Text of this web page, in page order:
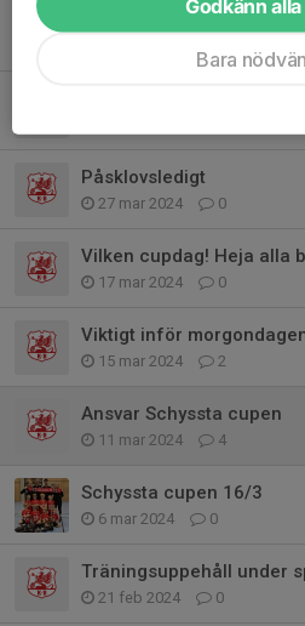
Påsklovsledigt
27 mar 2024 0
Vilken cupdag! Heja alla
17 mar 2024 0
Viktigt inför
15 mar 2024 2
Ansvar Schyssta cupen
11 mar 2024 4
Schyssta cupen 16/3
6 mar 2024 0
Träningsuppehåll under
21 feb 2024 0
Godkänn
Bara